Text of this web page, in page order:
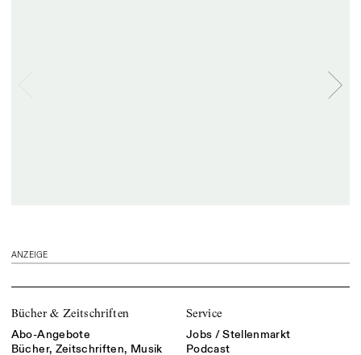
ANZEIGE
Bücher & Zeitschriften
Abo-Angebote
Bücher, Zeitschriften, Musik
Service
Jobs / Stellenmarkt
Podcast